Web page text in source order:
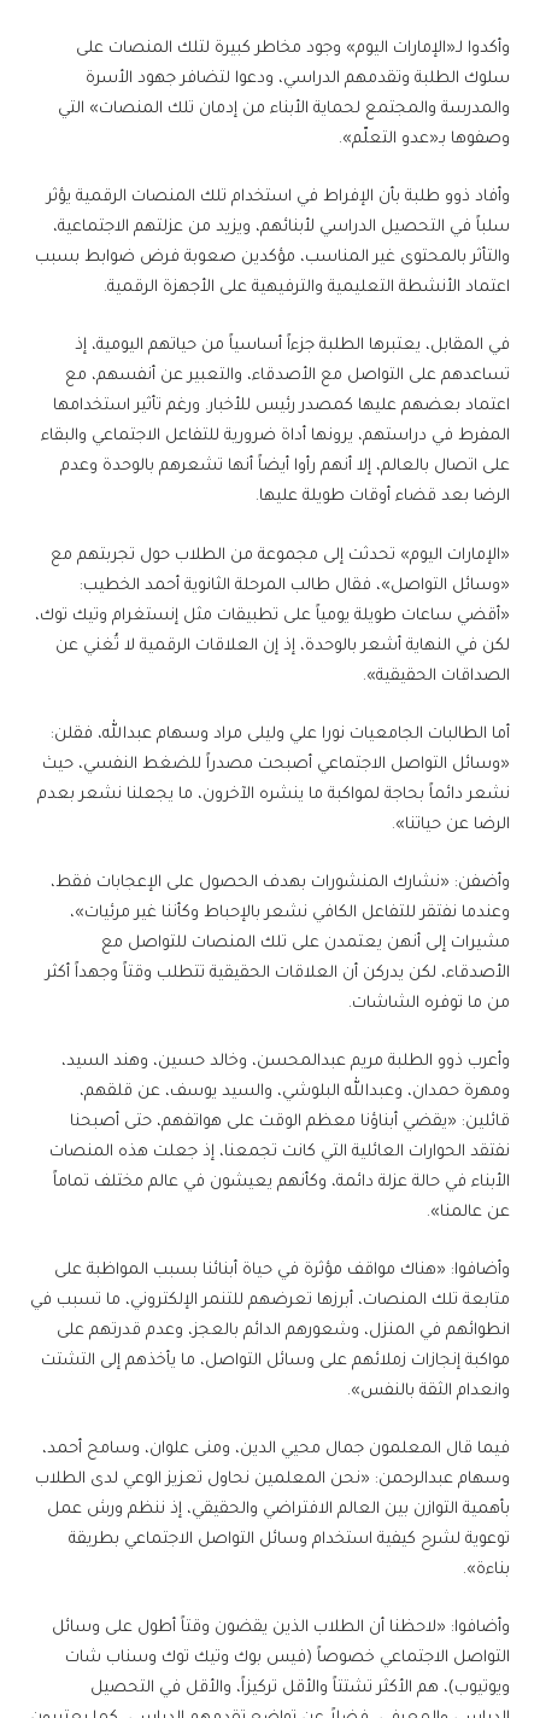
وأكدوا لـ«الإمارات اليوم» وجود مخاطر كبيرة لتلك المنصات على
سلوك الطلبة وتقدمهم الدراسي، ودعوا لتضافر جهود الأسرة
والمدرسة والمجتمع لحماية الأبناء من إدمان تلك المنصات» التي
وصفوها بـ«عدو التعلّم».
وأفاد ذوو طلبة بأن الإفراط في استخدام تلك المنصات الرقمية يؤثر
سلباً في التحصيل الدراسي لأبنائهم، ويزيد من عزلتهم الاجتماعية،
والتأثر بالمحتوى غير المناسب، مؤكدين صعوبة فرض ضوابط بسبب
اعتماد الأنشطة التعليمية والترفيهية على الأجهزة الرقمية.
في المقابل، يعتبرها الطلبة جزءاً أساسياً من حياتهم اليومية، إذ
تساعدهم على التواصل مع الأصدقاء، والتعبير عن أنفسهم، مع
اعتماد بعضهم عليها كمصدر رئيس للأخبار. ورغم تأثير استخدامها
المفرط في دراستهم، يرونها أداة ضرورية للتفاعل الاجتماعي والبقاء
على اتصال بالعالم، إلا أنهم رأوا أيضاً أنها تشعرهم بالوحدة وعدم
الرضا بعد قضاء أوقات طويلة عليها.
«الإمارات اليوم» تحدثت إلى مجموعة من الطلاب حول تجربتهم مع
«وسائل التواصل»، فقال طالب المرحلة الثانوية أحمد الخطيب:
«أقضي ساعات طويلة يومياً على تطبيقات مثل إنستغرام وتيك توك،
لكن في النهاية أشعر بالوحدة، إذ إن العلاقات الرقمية لا تُغني عن
الصداقات الحقيقية».
أما الطالبات الجامعيات نورا علي وليلى مراد وسهام عبدالله، فقلن:
«وسائل التواصل الاجتماعي أصبحت مصدراً للضغط النفسي، حيث
نشعر دائماً بحاجة لمواكبة ما ينشره الآخرون، ما يجعلنا نشعر بعدم
الرضا عن حياتنا».
وأضفن: «نشارك المنشورات بهدف الحصول على الإعجابات فقط،
وعندما نفتقر للتفاعل الكافي نشعر بالإحباط وكأننا غير مرئيات»،
مشيرات إلى أنهن يعتمدن على تلك المنصات للتواصل مع
الأصدقاء، لكن يدركن أن العلاقات الحقيقية تتطلب وقتاً وجهداً أكثر
من ما توفره الشاشات.
وأعرب ذوو الطلبة مريم عبدالمحسن، وخالد حسين، وهند السيد،
ومهرة حمدان، وعبدالله البلوشي، والسيد يوسف، عن قلقهم،
قائلين: «يقضي أبناؤنا معظم الوقت على هواتفهم، حتى أصبحنا
نفتقد الحوارات العائلية التي كانت تجمعنا، إذ جعلت هذه المنصات
الأبناء في حالة عزلة دائمة، وكأنهم يعيشون في عالم مختلف تماماً
عن عالمنا».
وأضافوا: «هناك مواقف مؤثرة في حياة أبنائنا بسبب المواظبة على
متابعة تلك المنصات، أبرزها تعرضهم للتنمر الإلكتروني، ما تسبب في
انطوائهم في المنزل، وشعورهم الدائم بالعجز، وعدم قدرتهم على
مواكبة إنجازات زملائهم على وسائل التواصل، ما يأخذهم إلى التشتت
وانعدام الثقة بالنفس».
فيما قال المعلمون جمال محيي الدين، ومنى علوان، وسامح أحمد،
وسهام عبدالرحمن: «نحن المعلمين نحاول تعزيز الوعي لدى الطلاب
بأهمية التوازن بين العالم الافتراضي والحقيقي، إذ ننظم ورش عمل
توعوية لشرح كيفية استخدام وسائل التواصل الاجتماعي بطريقة
بناءة».
وأضافوا: «لاحظنا أن الطلاب الذين يقضون وقتاً أطول على وسائل
التواصل الاجتماعي خصوصاً (فيس بوك وتيك توك وسناب شات
ويوتيوب)، هم الأكثر تشتتاً والأقل تركيزاً، والأقل في التحصيل